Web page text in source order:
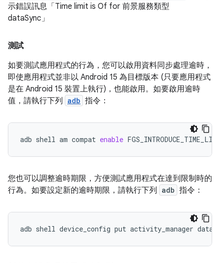
示錯誤訊息「Time limit is Of for 前景服務類型
dataSync」
測試
如要測試應用程式的行為，您可以啟用資料同步處理逾時，
即使應用程式並非以 Android 15 為目標版本 (只要應用程式
是在 Android 15 裝置上執行)，也能啟用。如要啟用逾時
值，請執行下列
adb 指令：
adb shell am compat enable
您也可以調整逾時期限，方便測試應用程式在達到限制時的
行為。如要設定新的逾時期限，請執行下列
adb 指令：
adb shell device_config put activity_manager